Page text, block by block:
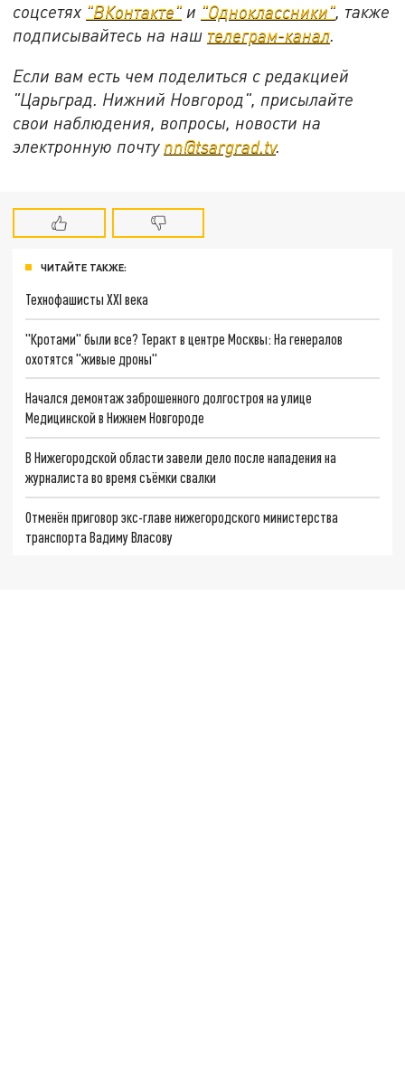
соцсетях "ВКонтакте" и "Одноклассники" также
подписывайтесь на наш телеграм-канал
Если вам есть чем поделиться с редакцией
"Царьград. Нижний Новгород", присылайте
свои наблюдения, вопросы, новости на
электронную почту nn@tsargrad.tv.
ЧИТАЙТЕ ТАКЖЕ:
Технофашисты XXI века
"Кротами" были все? Теракт в центре Москвы: На генералов
охотятся "живые дроны"
Начался демонтаж заброшенного долгостроя на улице
Медицинской в Нижнем Новгороде
В Нижегородской области завели дело после нападения на
журналиста во время съёмки свалки
Отменён приговор экс-главе нижегородского министерства
транспорта Вадиму Власову